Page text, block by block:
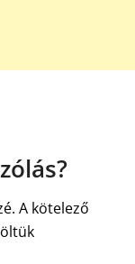
A kötelező